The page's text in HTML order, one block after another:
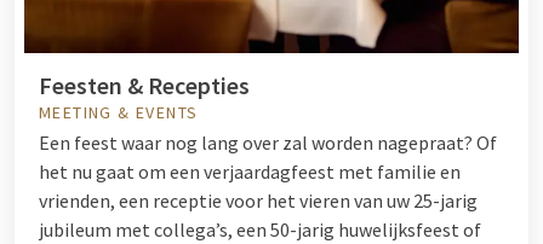
Feesten & Recepties
MEETING & EVENTS
Een feest waar nog lang over zal worden nagepraat? Of
het nu gaat om een verjaardagfeest met familie en
vrienden, een receptie voor het vieren van uw 25-jarig
jubileum met collega’s, een 50-jarig huwelijksfeest of